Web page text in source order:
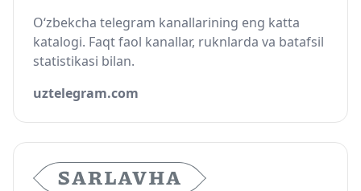
O‘zbekcha telegram kanallarining eng katta
katalogi. Faqt faol kanallar, ruknlarda va batafsil
statistikasi bilan.
uztelegram.com